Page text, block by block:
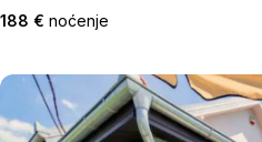
188 € noćenje